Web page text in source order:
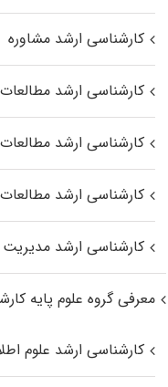
کارشناسی ارشد مشاوره
کارشناسی ارشد
کارشناسی ارشد
کارشناسی ارشد
کارشناسی ارشد
معرفی گروه علوم پایه
کارشناسی ارشد علوم